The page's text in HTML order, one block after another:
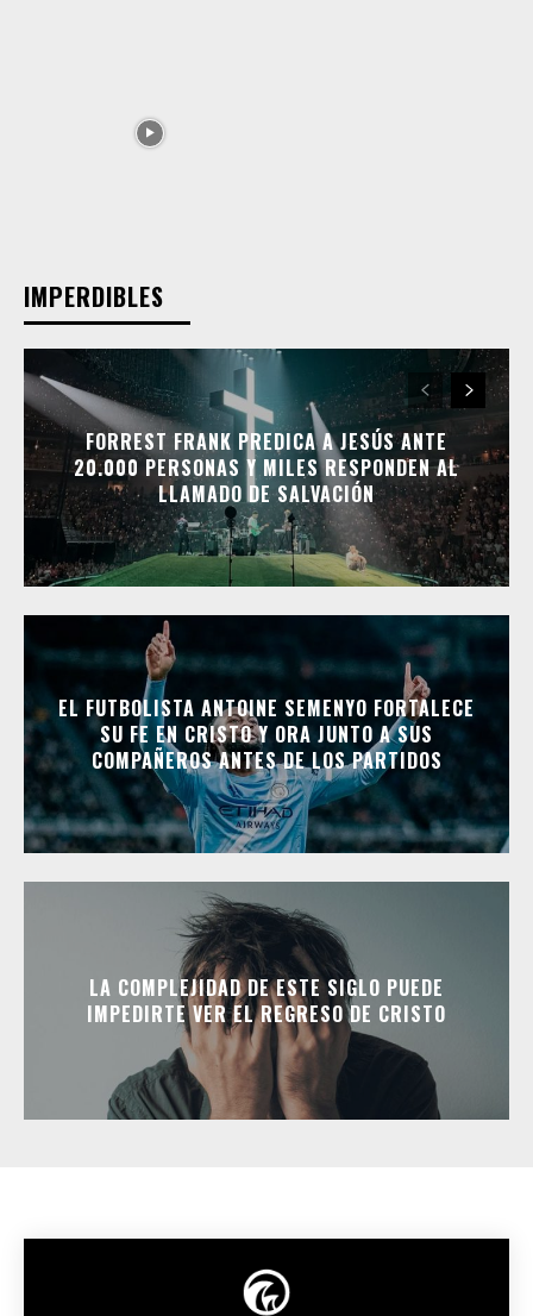
IMPERDIBLES
FORREST FRANK PREDICA A JESÚS ANTE
20.000 PERSONAS Y MILES RESPONDEN AL
LLAMADO DE SALVACIÓN
EL FUTBOLISTA ANTOINE SEMENYO FORTALECE
SU FE EN CRISTO Y ORA JUNTO A SUS
COMPAÑEROS ANTES DE LOS PARTIDOS
LA COMPLEJIDAD DE ESTE SIGLO PUEDE
IMPEDIRTE VER EL REGRESO DE CRISTO